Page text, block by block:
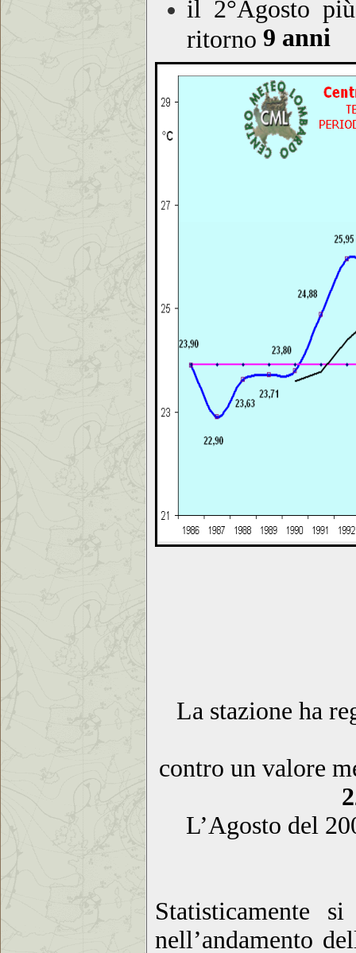
il 2°Agosto
ritorno 9 anni
La stazione ha
contro un valore
L’Agosto del
Statisticamente
nell’andamento